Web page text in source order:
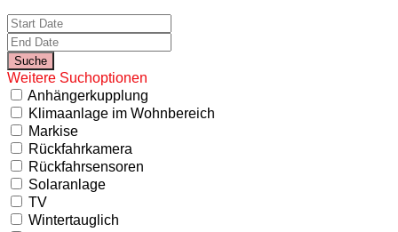
Weitere Suchoptionen
Anhängerkupplung
Klimaanlage im Wohnbereich
Markise
Rückfahrkamera
Rückfahrsensoren
Solaranlage
TV
Wintertauglich